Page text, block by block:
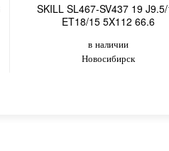
SKILL SL467-SV437 19
ET18/15 5X112 66.6
в наличии
Новосибирск